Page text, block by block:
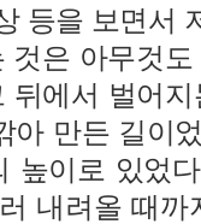
등을 보면서
것은 아무것
뒤에서 벌어
아 만든 길이
높이로 있었
내려올 때